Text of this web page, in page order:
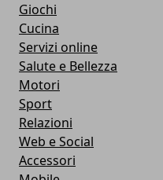
Giochi
Cucina
Servizi online
Salute e Bellezza
Motori
Sport
Relazioni
Web e Social
Accessori